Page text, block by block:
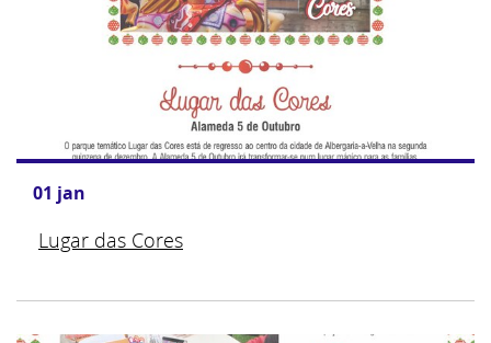
01 jan
Lugar das Cores